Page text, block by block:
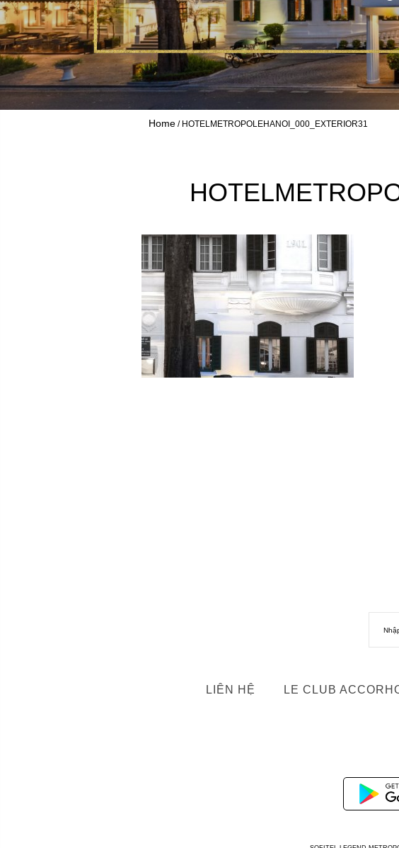
Home HOTELMETROPOLEHANOI_000_EXTERIOR31
LIÊN HỆ LE CLUB